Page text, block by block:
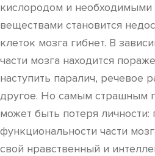
кислородом и необходимыми
веществами становится
клеток мозга гибнет. В
части мозга находится
наступить паралич, речевое
другое. Но самым страшным
может быть потеря личности:
функциональности части
свой нравственный и